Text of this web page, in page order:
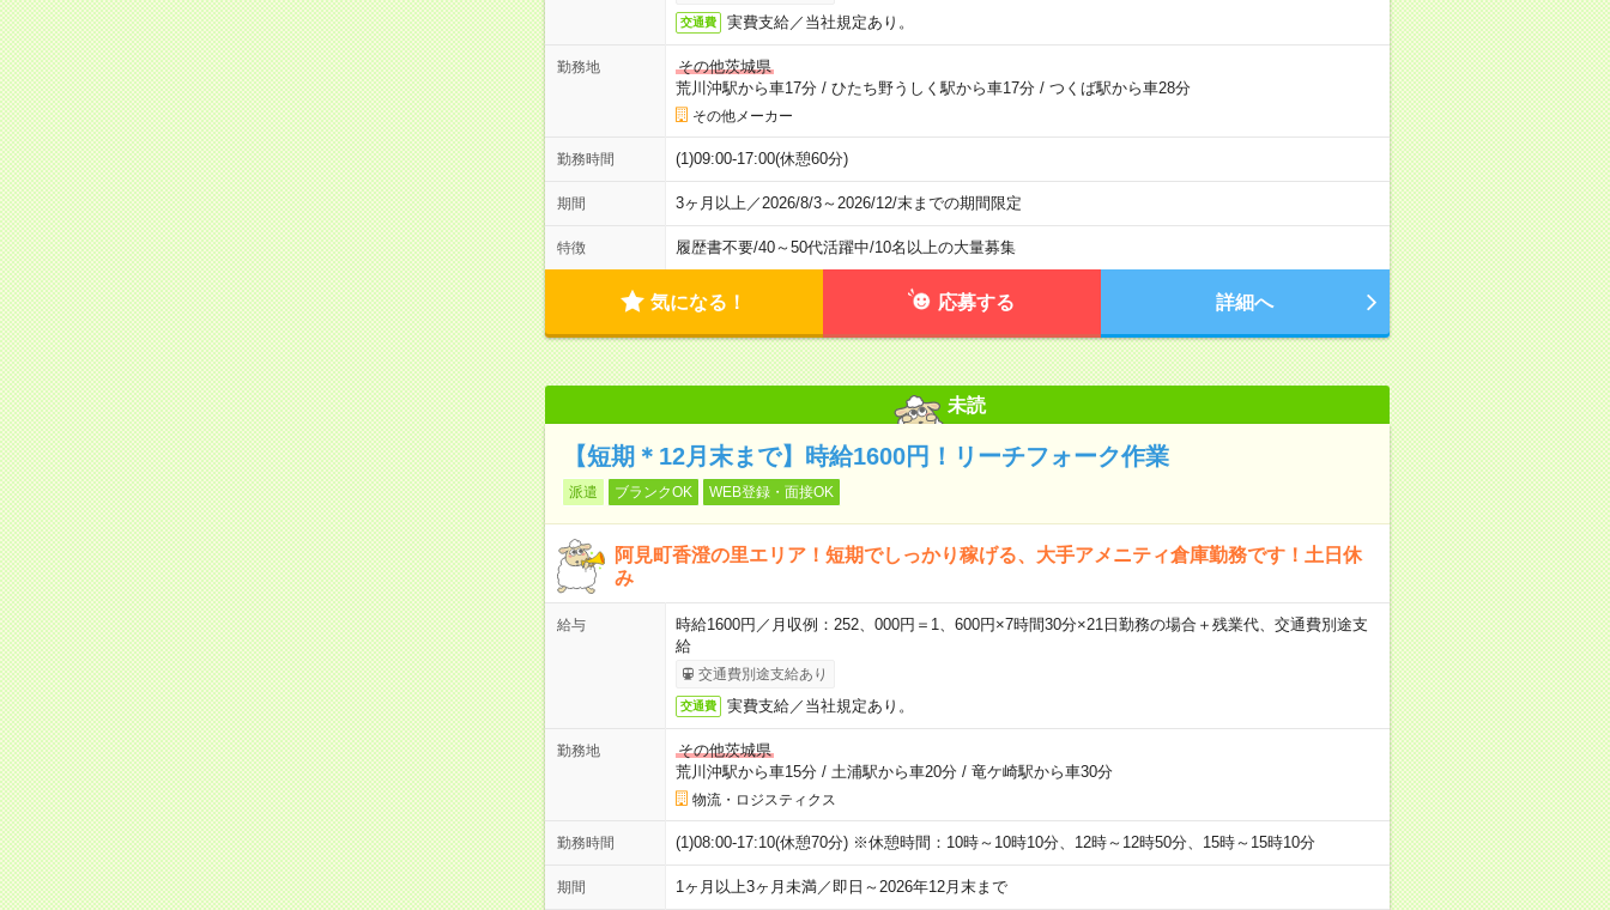
交通費 実費支給／当社規定あり。
勤務地
その他茨城県
荒川沖駅から車17分/ ひたち野うしく駅から車17分/ つくば駅から車28分
その他メーカー
勤務時間 (1)09:00-17:00(休憩60分)
期間 3ヶ月以上／2026/8/3～2026/12/末までの期間限定
特徴 履歴書不要/40～50代活躍中/10名以上の大量募集
気になる！ 応募する 詳細へ
未読
【短期＊12月末まで】時給1600円！リーチフォーク作業
派遣 ブランクOK WEB登録・面接OK
阿見町香澄の里エリア！短期でしっかり稼げる、大手アメニティ倉庫勤務です！土日休
み
給与
時給1600円／月収例：252、000円＝1、600円×7時間30分×21日勤務の場合＋残業代、交通費別途支
給
交通費別途支給あり
交通費 実費支給／当社規定あり。
勤務地
その他茨城県
荒川沖駅から車15分/ 土浦駅から車20分/ 竜ケ崎駅から車30分
物流・ロジスティクス
勤務時間 (1)08:00-17:10(休憩70分) ※休憩時間：10時～10時10分、12時～12時50分、15時～15時10分
期間 1ヶ月以上3ヶ月未満／即日～2026年12月末まで